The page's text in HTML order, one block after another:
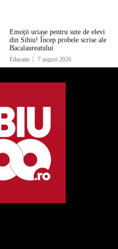
Emoții uriașe pentru sute de elevi
din Sibiu! Încep probele scrise ale
Bacalaureatului
Educatie 7 august 2026